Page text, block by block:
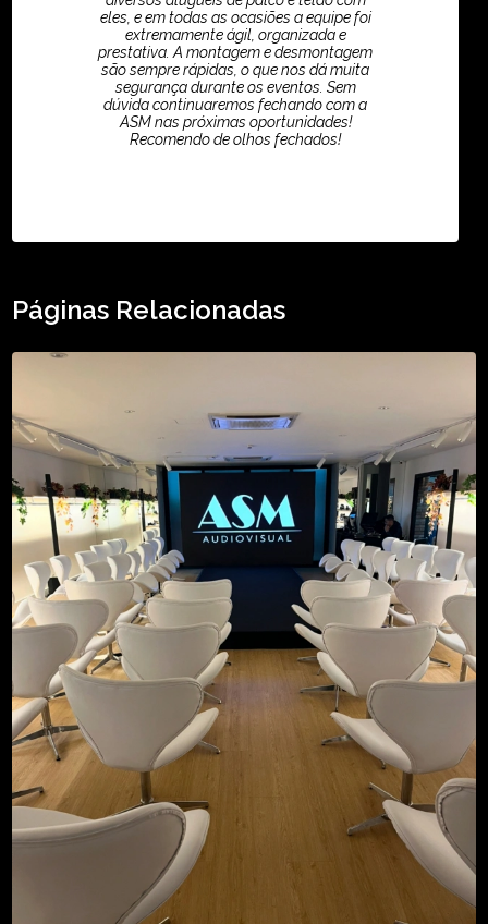
eles, e em todas as ocasiões a equipe foi
extremamente ágil, organizada e
prestativa. A montagem e desmontagem
são sempre rápidas, o que nos dá muita
segurança durante os eventos. Sem
dúvida continuaremos fechando com a
ASM nas próximas oportunidades!
Recomendo de olhos fechados!
Páginas Relacionadas